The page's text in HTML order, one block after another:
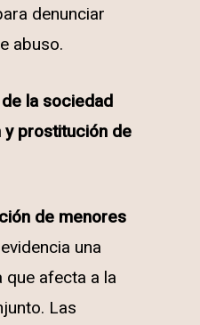
denunciar
abuso.
la sociedad
prostitución de
de menores
una
afecta a la
Las